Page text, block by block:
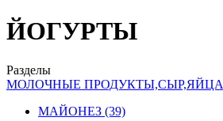
ЙОГУРТЫ
Разделы
МОЛОЧНЫЕ ПРОДУКТЫ,СЫР,ЯЙЦА
МАЙОНЕЗ (39)